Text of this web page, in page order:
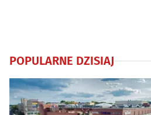
POPULARNE DZISIAJ